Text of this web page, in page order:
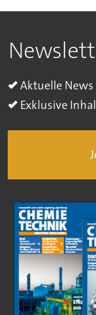
Aktuelle
Exklusive